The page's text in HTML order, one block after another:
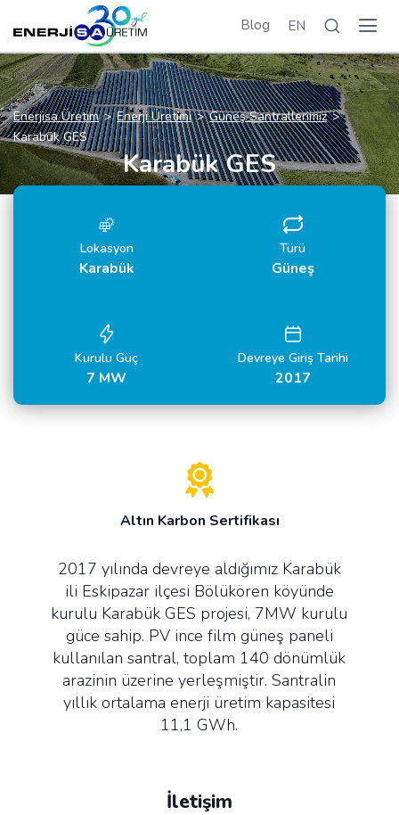
Blog EN
Enerjisa Üretim Enerji Üretimi
Güneş Santrallerimiz
Karabük GES
Karabük GES
Lokasyon
Karabük
Türü
Güneş
Kurulu Güç
7 MW
Devreye Giriş Tarihi
2017
Altın Karbon Sertifikası
2017 yılında devreye aldığımız Karabük
ili Eskipazar ilçesi Bölükören köyünde
kurulu Karabük GES projesi, 7MW kurulu
güce sahip. PV ince film güneş paneli
kullanılan santral, toplam 140 dönümlük
arazinin üzerine yerleşmiştir. Santralin
yıllık ortalama enerji üretim kapasitesi
11,1 GWh.
İletişim